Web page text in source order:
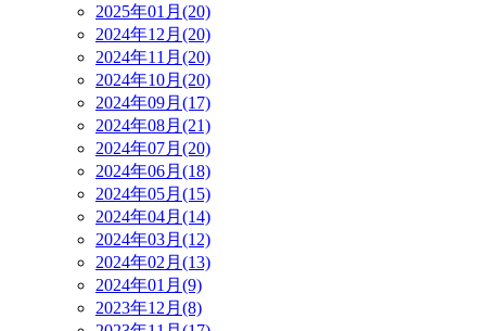
2025年01月(20)
2024年12月(20)
2024年11月(20)
2024年10月(20)
2024年09月(17)
2024年08月(21)
2024年07月(20)
2024年06月(18)
2024年05月(15)
2024年04月(14)
2024年03月(12)
2024年02月(13)
2024年01月(9)
2023年12月(8)